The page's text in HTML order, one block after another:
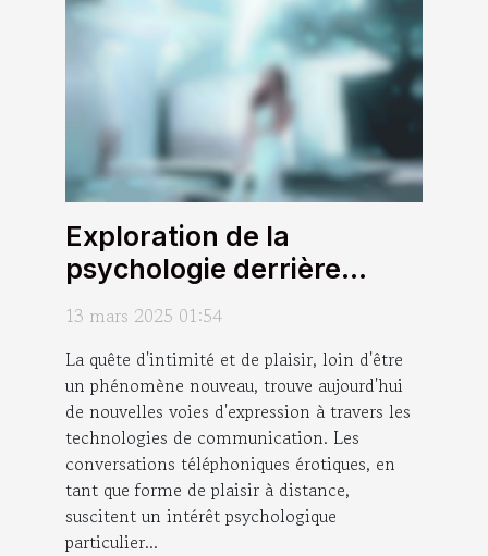
Exploration de la
psychologie derrière
l'attrait des conversations
13 mars 2025 01:54
La quête d'intimité et de plaisir, loin d'être
un phénomène nouveau, trouve aujourd'hui
de nouvelles voies d'expression à travers les
technologies de communication. Les
conversations téléphoniques érotiques, en
tant que forme de plaisir à distance,
suscitent un intérêt psychologique
particulier...